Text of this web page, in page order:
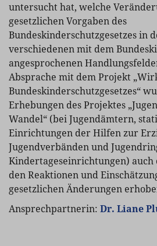
untersucht hat, welche
gesetzlichen Vorgaben des
Bundeskinderschutzgesetzes in
verschiedenen mit dem
angesprochenen
Absprache mit dem Projekt
Bundeskinderschutzgesetzes“
Erhebungen des Projektes
Wandel“ (bei Jugendämtern,
Einrichtungen der Hilfen zur
Jugendverbänden und
Kindertageseinrichtungen) auch
den Reaktionen und
gesetzlichen Änderungen
Ansprechpartnerin: Dr. Liane